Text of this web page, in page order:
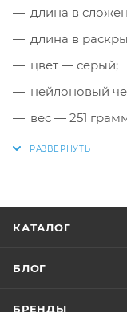
длина в
длина в
цвет — серый;
нейлоновый
вес — 251
КАТАЛОГ
БЛОГ
БРЕНДЫ